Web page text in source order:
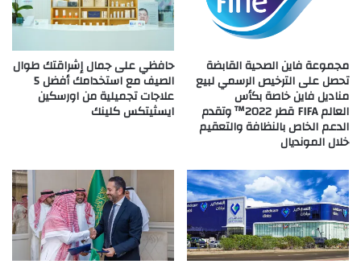
مجموعة فاين الصحية القابضة
تحصل على الترخيص الرسمي لبيع
مناديل فاين خاصة بكأس
العالم FIFA قطر 2022™ وتقدم
الدعم الخاص بالنظافة والتعقيم
خلال المونديال
حافظي على جمال إشراقتك طوال
الصيف مع استخدامك أفضل 5
علاجات تجميلية من اورسكين
ايسثيتكس كلينك